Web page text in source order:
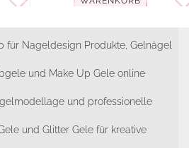
für Nageldesign Produkte, Gelnägel
und Make Up Gele online
und professionelle
und Glitter Gele für kreative